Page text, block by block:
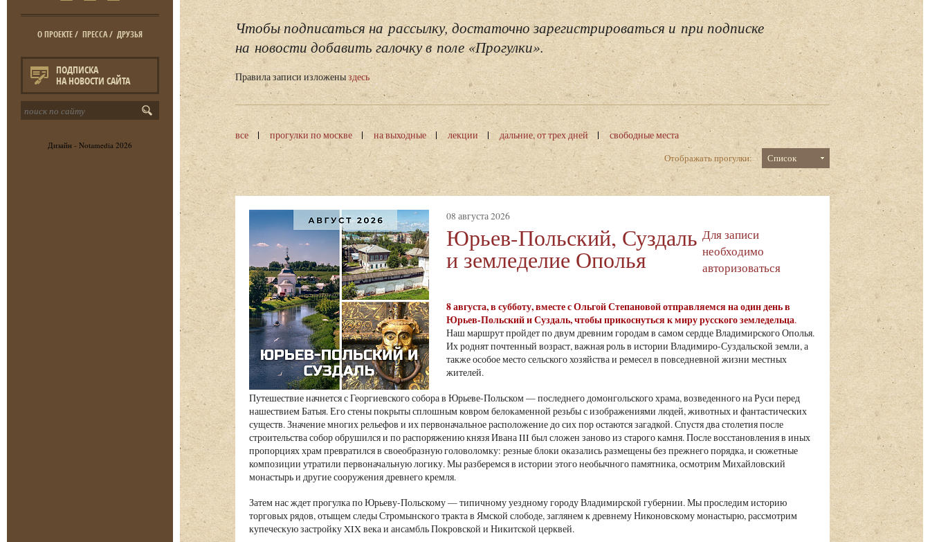
О ПРОЕКТЕ/ ПРЕССА/ ДРУЗЬЯ
ПОДПИСКА
НА НОВОСТИ САЙТА
Дизайн - Notamedia 2026
Чтобы подписаться на рассылку, достаточно зарегистрироваться и при подписке
на новости добавить галочку в поле «Прогулки».
Правила записи изложеныздесь
все прогулки по москве на выходные лекции дальние, от трех дней
свободные места
Отображать прогулки:
Список
08 августа 2026
Юрьев-Польский, Суздаль
и земледелие Ополья
Для записи
необходимо
авторизоваться
8 августа, в субботу, вместе с Ольгой Степановой отправляемся на один день в
Юрьев-Польский и Суздаль, чтобы прикоснуться к миру русского земледельца.
Наш маршрут пройдет по двум древним городам в самом сердце Владимирского Ополья.
Их роднят почтенный возраст, важная роль в истории Владимиро-Суздальской земли, а
также особое место сельского хозяйства и ремесел в повседневной жизни местных
жителей.
Путешествие начнется с Георгиевского собора в Юрьеве-Польском — последнего домонгольского храма, возведенного на Руси перед
нашествием Батыя. Его стены покрыты сплошным ковром белокаменной резьбы с изображениями людей, животных и фантастических
существ. Значение многих рельефов и их первоначальное расположение до сих пор остаются загадкой. Спустя два столетия после
строительства собор обрушился и по распоряжению князя Ивана III был сложен заново из старого камня. После восстановления в иных
пропорциях храм превратился в своеобразную головоломку: резные блоки оказались размещены без прежнего порядка, и сюжетные
композиции утратили первоначальную логику. Мы разберемся в истории этого необычного памятника, осмотрим Михайловский
монастырь и другие сооружения древнего кремля.
Затем нас ждет прогулка по Юрьеву-Польскому — типичному уездному городу Владимирской губернии. Мы проследим историю
торговых рядов, отыщем следы Стромынского тракта в Ямской слободе, заглянем к древнему Никоновскому монастырю, рассмотрим
купеческую застройку XIX века и ансамбль Покровской и Никитской церквей.